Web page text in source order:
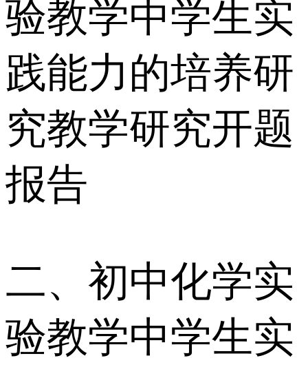
验教学中学生实
践能力的培养研
究教学研究开题
报告
二、初中化学实
验教学中学生实